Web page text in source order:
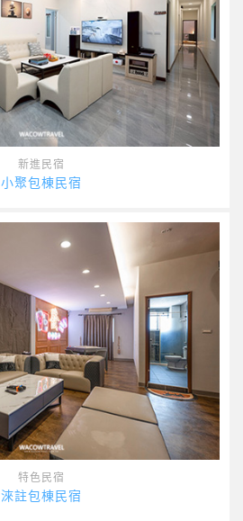
新進民宿
小聚包棟民宿
特色民宿
淶註包棟民宿